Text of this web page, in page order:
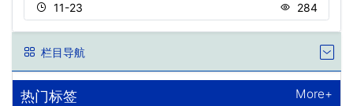
11-23 284
栏目导航
热门标签 More+